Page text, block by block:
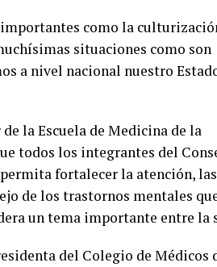
importantes como la
situaciones como son
a nivel nacional nuestro
la Escuela de Medicina de la
todos los integrantes del
fortalecer la atención,
de los trastornos mentales
un tema importante entre la
del Colegio de Médicos